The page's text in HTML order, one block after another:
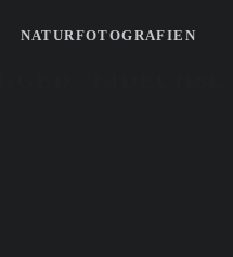
NATURFOTOGRAFIEN